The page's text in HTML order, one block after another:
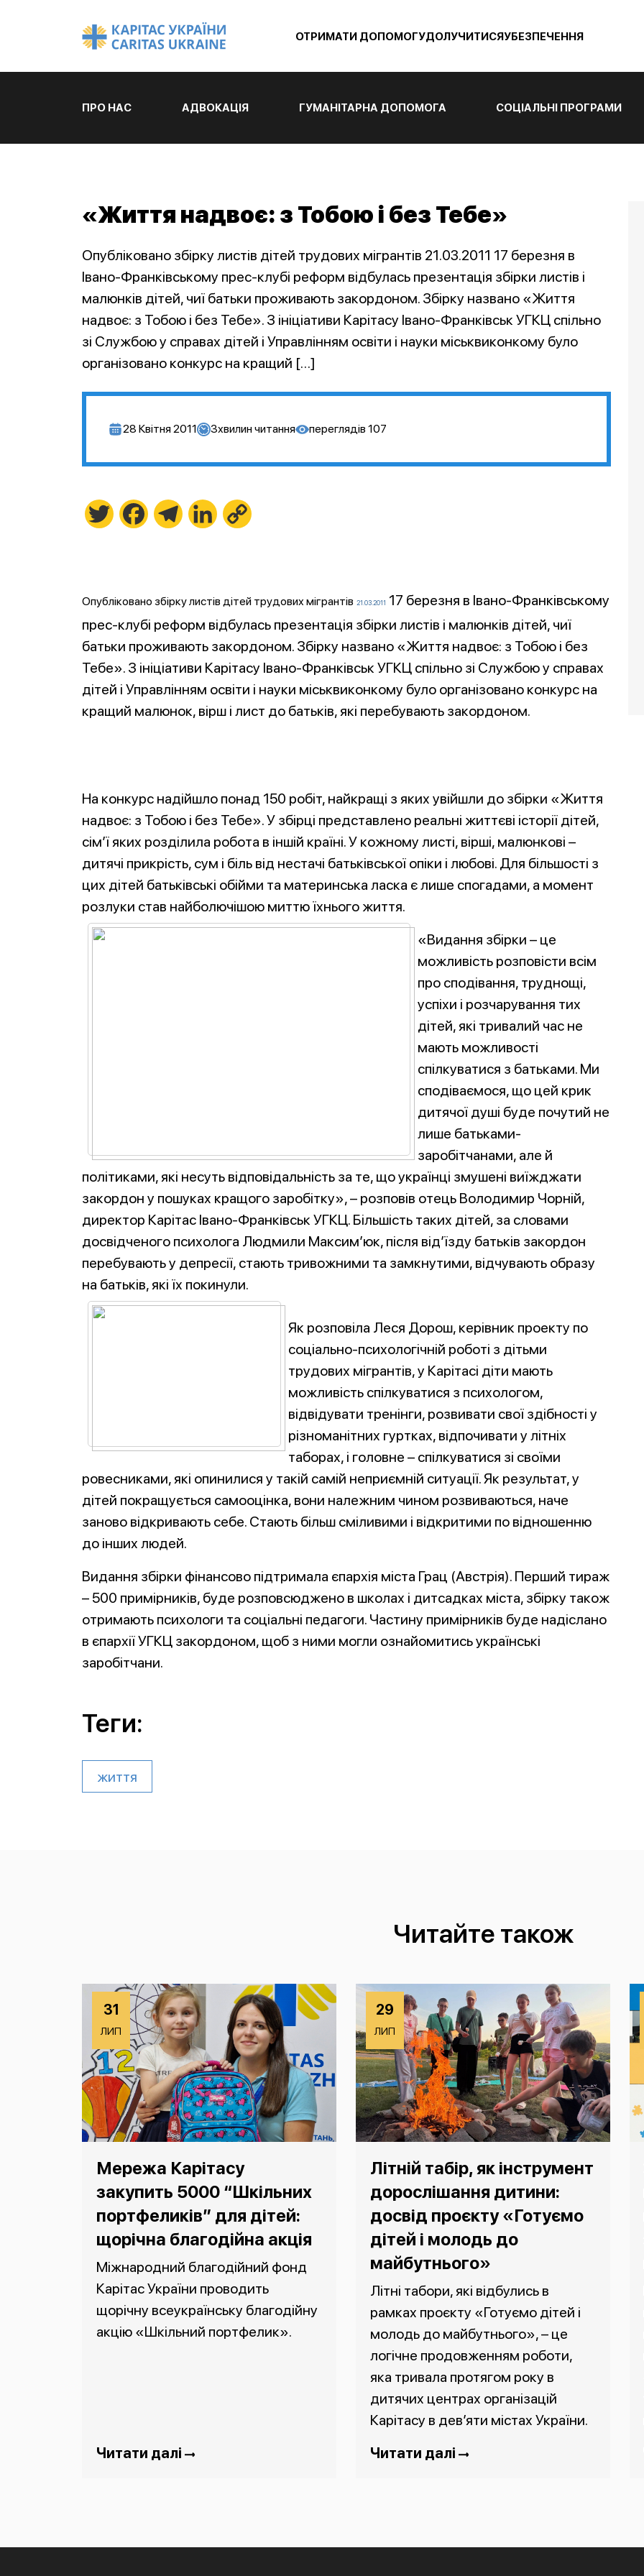
ОТРИМАТИ ДОПОМОГУДОЛУЧИТИСЯУБЕЗПЕЧЕННЯ
ПРО НАС АДВОКАЦІЯ ГУМАНІТАРНА ДОПОМОГА СОЦІАЛЬНІ ПРОГРАМИ
«Життя надвоє: з Тобою і без Тебе»
Опубліковано збірку листів дітей трудових мігрантів 21.03.2011 17 березня в
Івано-Франківському прес-клубі реформ відбулась презентація збірки листів і
малюнків дітей, чиї батьки проживають закордоном. Збірку названо «Життя
надвоє: з Тобою і без Тебе». З ініціативи Карітасу Івано-Франківськ УГКЦ спільно
зі Службою у справах дітей і Управлінням освіти і науки міськвиконкому було
організовано конкурс на кращий […]
28 Квітня 2011 3хвилин читання переглядів 107
Twitter FacebookTelegramLinkedIn
Опубліковано збірку листів дітей трудових мігрантів 21.03.2011 17 березня в Івано-Франківському
прес-клубі реформ відбулась презентація збірки листів і малюнків дітей, чиї
батьки проживають закордоном. Збірку названо «Життя надвоє: з Тобою і без
Тебе». З ініціативи Карітасу Івано-Франківськ УГКЦ спільно зі Службою у справах
дітей і Управлінням освіти і науки міськвиконкому було організовано конкурс на
кращий малюнок, вірш і лист до батьків, які перебувають закордоном.
На конкурс надійшло понад 150 робіт, найкращі з яких увійшли до збірки «Життя
надвоє: з Тобою і без Тебе». У збірці представлено реальні життєві історії дітей,
сім’ї яких розділила робота в іншій країні. У кожному листі, вірші, малюнкові –
дитячі прикрість, сум і біль від нестачі батьківської опіки і любові. Для більшості з
цих дітей батьківські обійми та материнська ласка є лише спогадами, а момент
розлуки став найболючішою миттю їхнього життя.
«Видання збірки – це
можливість розповісти всім
про сподівання, труднощі,
успіхи і розчарування тих
дітей, які тривалий час не
мають можливості
спілкуватися з батьками. Ми
сподіваємося, що цей крик
дитячої душі буде почутий не
лише батьками-
заробітчанами, але й
політиками, які несуть відповідальність за те, що українці змушені виїжджати
закордон у пошуках кращого заробітку», – розповів отець Володимир Чорній,
директор Карітас Івано-Франківськ УГКЦ. Більшість таких дітей, за словами
досвідченого психолога Людмили Максим’юк, після від’їзду батьків закордон
перебувають у депресії, стають тривожними та замкнутими, відчувають образу
на батьків, які їх покинули.
Як розповіла Леся Дорош, керівник проекту по
соціально-психологічній роботі з дітьми
трудових мігрантів, у Карітасі діти мають
можливість спілкуватися з психологом,
відвідувати тренінги, розвивати свої здібності у
різноманітних гуртках, відпочивати у літніх
таборах, і головне – спілкуватися зі своїми
ровесниками, які опинилися у такій самій неприємній ситуації. Як результат, у
дітей покращується самооцінка, вони належним чином розвиваються, наче
заново відкривають себе. Стають більш сміливими і відкритими по відношенню
до інших людей.
Видання збірки фінансово підтримала єпархія міста Грац (Австрія). Перший тираж
– 500 примірників, буде розповсюджено в школах і дитсадках міста, збірку також
отримають психологи та соціальні педагоги. Частину примірників буде надіслано
в єпархії УГКЦ закордоном, щоб з ними могли ознайомитись українські
заробітчани.
Теги:
життя
Читайте також
31
ЛИП
Мережа Карітасу
закупить 5000 “Шкільних
портфеликів” для дітей:
щорічна благодійна акція
Міжнародний благодійний фонд
Карітас України проводить
щорічну всеукраїнську благодійну
акцію «Шкільний портфелик».
Читати далі
29
ЛИП
Літній табір, як інструмент
дорослішання дитини:
досвід проєкту «Готуємо
дітей і молодь до
майбутнього»
Літні табори, які відбулись в
рамках проєкту «Готуємо дітей і
молодь до майбутнього», – це
логічне продовженням роботи,
яка тривала протягом року в
дитячих центрах організацій
Карітасу в дев’яти містах України.
Читати далі